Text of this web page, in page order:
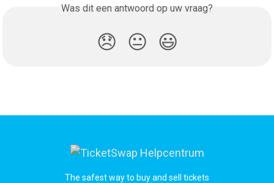
Was dit een antwoord op uw vraag?
😞 😐 😃
The safest way to buy and sell tickets